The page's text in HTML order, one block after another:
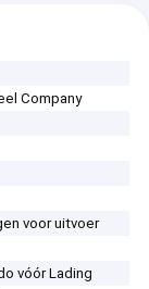
Company
voor uitvoer
vóór Lading